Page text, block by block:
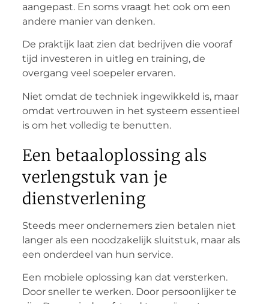
aangepast. En soms vraagt het ook om een
andere manier van denken.
De praktijk laat zien dat bedrijven die vooraf
tijd investeren in uitleg en training, de
overgang veel soepeler ervaren.
Niet omdat de techniek ingewikkeld is, maar
omdat vertrouwen in het systeem essentieel
is om het volledig te benutten.
Een betaaloplossing als
verlengstuk van je
dienstverlening
Steeds meer ondernemers zien betalen niet
langer als een noodzakelijk sluitstuk, maar als
een onderdeel van hun service.
Een mobiele oplossing kan dat versterken.
Door sneller te werken. Door persoonlijker te